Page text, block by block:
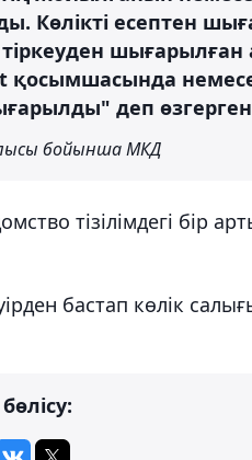
Көлікті есептен
тіркеуден
қосымшасында
деп
бойынша МКД
тізілімдегі бір
бастап көлік